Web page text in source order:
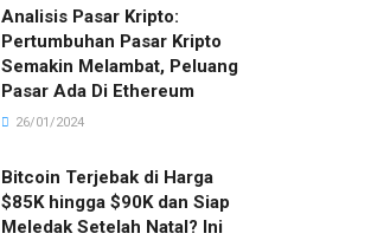
Analisis Pasar Kripto:
Pertumbuhan Pasar Kripto
Semakin Melambat, Peluang
Pasar Ada Di Ethereum
26/01/2024
Bitcoin Terjebak di Harga
$85K hingga $90K dan Siap
Meledak Setelah Natal? Ini